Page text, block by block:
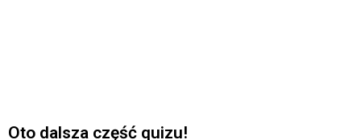
Oto dalsza część quizu!